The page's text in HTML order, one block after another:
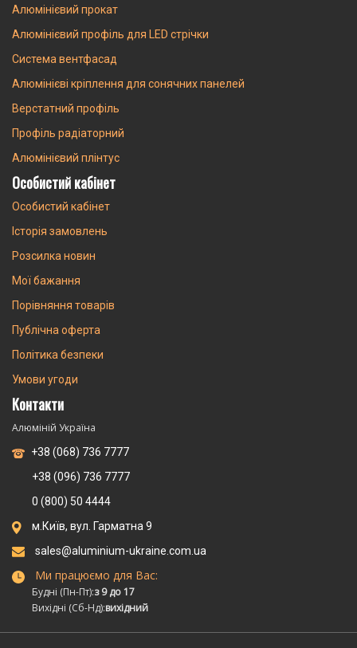
Алюмінієвий прокат
Алюмінієвий профіль для LED стрічки
Система вентфасад
Алюмінієві кріплення для сонячних панелей
Верстатний профіль
Профіль радіаторний
Алюмінієвий плінтус
Особистий кабінет
Особистий кабінет
Історія замовлень
Розсилка новин
Мої бажання
Порівняння товарів
Публічна оферта
Політика безпеки
Умови угоди
Контакти
Алюміній Україна
+38 (068) 736 7777
+38 (096) 736 7777
0 (800) 50 4444
м.Київ, вул. Гарматна 9
sales@aluminium-ukraine.com.ua
Ми працюємо для Вас:
Будні (Пн-Пт):з 9 до 17
Вихідні (Сб-Нд):вихідний